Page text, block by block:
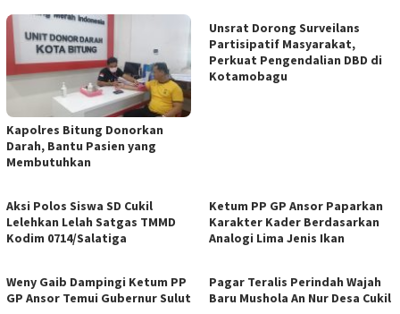
Kapolres Bitung Donorkan
Darah, Bantu Pasien yang
Membutuhkan
Unsrat Dorong Surveilans
Partisipatif Masyarakat,
Perkuat Pengendalian DBD di
Kotamobagu
Aksi Polos Siswa SD Cukil
Lelehkan Lelah Satgas TMMD
Kodim 0714/Salatiga
Ketum PP GP Ansor Paparkan
Karakter Kader Berdasarkan
Analogi Lima Jenis Ikan
Weny Gaib Dampingi Ketum PP
GP Ansor Temui Gubernur Sulut
Pagar Teralis Perindah Wajah
Baru Mushola An Nur Desa Cukil